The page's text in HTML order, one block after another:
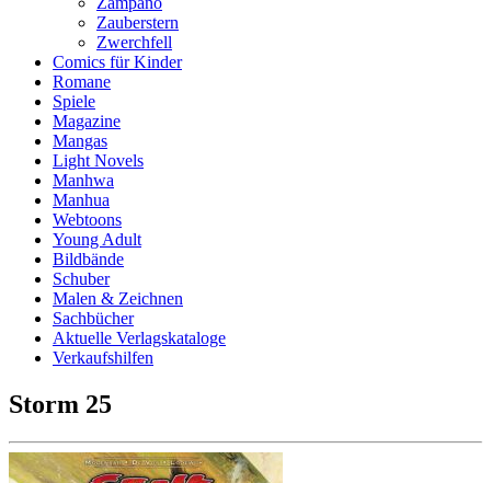
Zauberstern
Zwerchfell
Comics für Kinder
Romane
Spiele
Magazine
Mangas
Light Novels
Manhwa
Manhua
Webtoons
Young Adult
Bildbände
Schuber
Malen & Zeichnen
Sachbücher
Aktuelle Verlagskataloge
Verkaufshilfen
Storm 25